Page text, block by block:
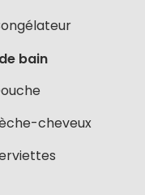
bain
cheveux